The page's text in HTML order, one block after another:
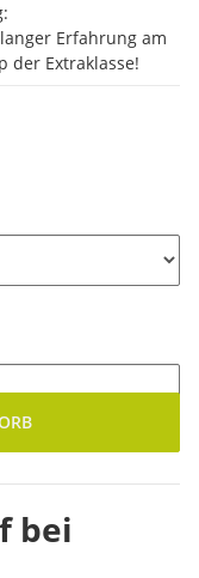
Erfahrung am
der Extraklasse!
bei